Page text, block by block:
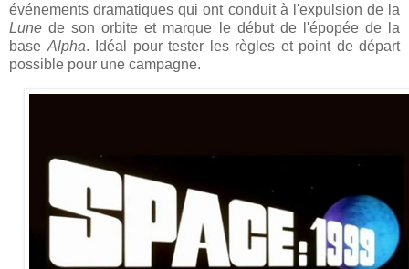
événements dramatiques qui ont conduit à l'expulsion de la
Lunede son orbite et marque le début de l'épopée de la
base Alpha. Idéal pour tester les règles et point de départ
possible pour une campagne.